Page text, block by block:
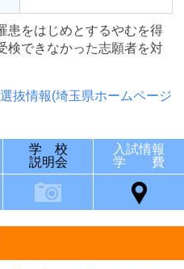
患をはじめとするやむを得
検できなかった志願者を対
抜情報(埼玉県ホームページ
学 校
説明会
入試情報
学 費